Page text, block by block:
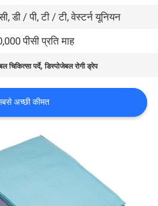
डी / पी, टी / टी, वेस्टर्न यूनियन
पीसी प्रति माह
चिकित्सा पर्दे,डिस्पोजेबल रोगी ड्रेप
अच्छी कीमत